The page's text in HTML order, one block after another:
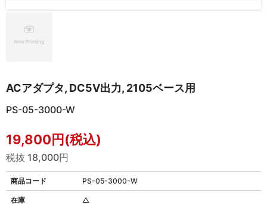
ACアダプタ, DC5V出力, 2105ベース用
PS-05-3000-W
19,800円(税込)
税抜 18,000円
商品コード PS-05-3000-W
在庫 △